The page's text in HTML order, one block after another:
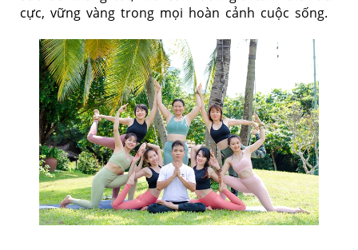
cực, vững vàng trong mọi hoàn cảnh cuộc sống.